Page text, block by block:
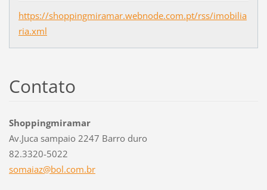
https://shoppingmiramar.webnode.com.pt/rss/imobilia
ria.xml
Contato
Shoppingmiramar
Av.Juca sampaio 2247 Barro duro
82.3320-5022
somaiaz@bol.com.br